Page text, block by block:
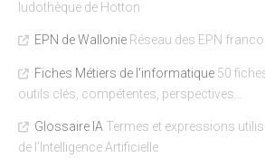
ludothèque de Hotton
EPN de Wallonie Réseau des EPN
Fiches Métiers de l'informatique 50
outils clés, compétentes, perspectives…
Glossaire IA Termes et expressions
de l’Intelligence Artificielle